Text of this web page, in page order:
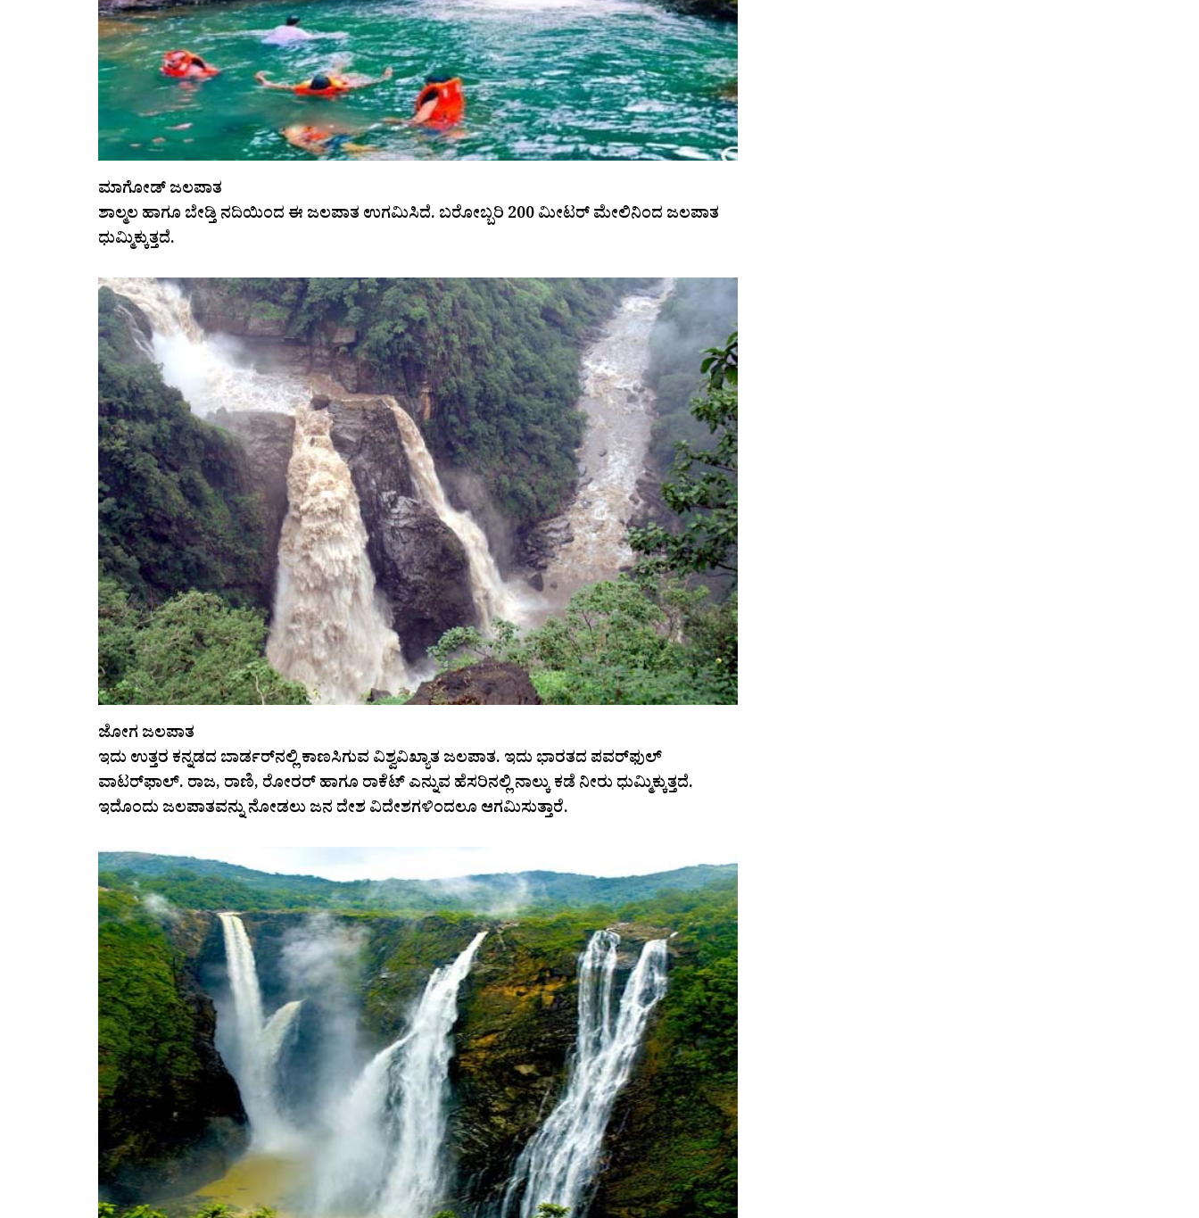
ಮಾಗೋಡ್‌ ಜಲಪಾತ
ಶಾಲ್ಮಲ ಹಾಗೂ ಬೇಡ್ತಿ ನದಿಯಿಂದ ಈ ಜಲಪಾತ ಉಗಮಿಸಿದೆ. ಬರೋಬ್ಬರಿ 200 ಮೀಟರ್‌ ಮೇಲಿನಿಂದ ಜಲಪಾತ
ಧುಮ್ಮಿಕ್ಕುತ್ತದೆ.
ಜೋಗ ಜಲಪಾತ
ಇದು ಉತ್ತರ ಕನ್ನಡದ ಬಾರ್ಡರ್‌ನಲ್ಲಿ ಕಾಣಸಿಗುವ ವಿಶ್ವವಿಖ್ಯಾತ ಜಲಪಾತ. ಇದು ಭಾರತದ ಪವರ್‌ಫುಲ್‌
ವಾಟರ್‌ಫಾಲ್‌. ರಾಜ, ರಾಣಿ, ರೋರರ್‌ ಹಾಗೂ ರಾಕೆಟ್‌ ಎನ್ನುವ ಹೆಸರಿನಲ್ಲಿ ನಾಲ್ಕು ಕಡೆ ನೀರು ಧುಮ್ಮಿಕ್ಕುತ್ತದೆ.
ಇದೊಂದು ಜಲಪಾತವನ್ನು ನೋಡಲು ಜನ ದೇಶ ವಿದೇಶಗಳಿಂದಲೂ ಆಗಮಿಸುತ್ತಾರೆ.